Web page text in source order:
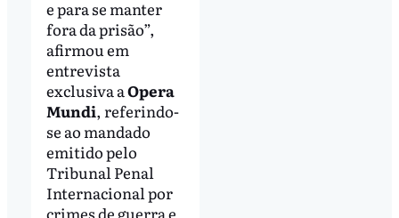
e para se manter
fora da prisão”,
afirmou em
entrevista
exclusiva aOpera
Mundi, referindo-
se ao mandado
emitido pelo
Tribunal Penal
Internacional por
crimes de guerra e